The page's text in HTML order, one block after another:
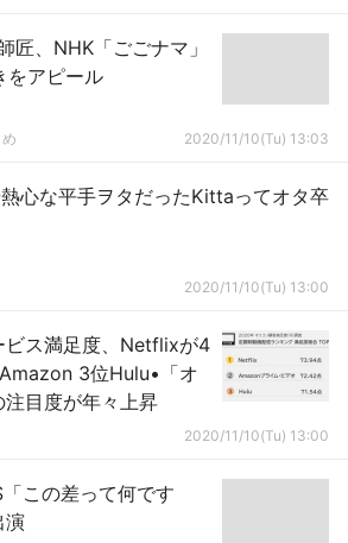
匠、NHK「ごごナマ」
をアピール
2020/11/10(Tu) 13:03
熱心な平手ヲタだったKittaってオタ卒
2020/11/10(Tu) 13:00
ビス満足度、Netflixが4
3位Hulu•「オ
注目度が年々上昇
2020/11/10(Tu) 13:00
この差って何です
演